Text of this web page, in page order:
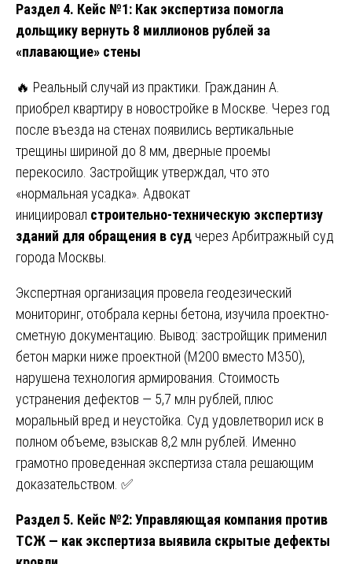
Раздел 4. Кейс №1: Как экспертиза помогла
дольщику вернуть 8 миллионов рублей за
«плавающие» стены
🔥 Реальный случай из практики. Гражданин А.
приобрел квартиру в новостройке в Москве. Через год
после въезда на стенах появились вертикальные
трещины шириной до 8 мм, дверные проемы
перекосило. Застройщик утверждал, что это
«нормальная усадка». Адвокат
инициировал строительно-техническую экспертизу
зданий для обращения в суд через Арбитражный суд
города Москвы.
Экспертная организация провела геодезический
мониторинг, отобрала керны бетона, изучила проектно-
сметную документацию. Вывод: застройщик применил
бетон марки ниже проектной (М200 вместо М350),
нарушена технология армирования. Стоимость
устранения дефектов — 5,7 млн рублей, плюс
моральный вред и неустойка. Суд удовлетворил иск в
полном объеме, взыскав 8,2 млн рублей. Именно
грамотно проведенная экспертиза стала решающим
доказательством. ✅
Раздел 5. Кейс №2: Управляющая компания против
ТСЖ — как экспертиза выявила скрытые дефекты